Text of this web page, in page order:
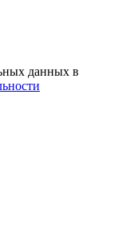
данных в